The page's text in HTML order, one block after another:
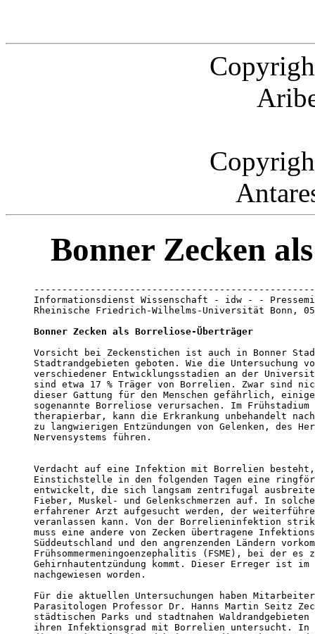
Bonner Zecken
Informationsdienst Wissenschaft - idw - -
Rheinische Friedrich-Wilhelms-Universität Bonn,
Bonner Zecken als Borreliose-Überträger
Vorsicht bei Zeckenstichen ist auch in Bonner
Stadtrandgebieten geboten. Wie die Untersuchung
verschiedener Entwicklungsstadien an der
sind etwa 17 % Träger von Borrelien. Zwar sind
dieser Gattung für den Menschen gefährlich,
sogenannte Borreliose verursachen. Im
therapierbar, kann die Erkrankung unbehandelt nach
zu langwierigen Entzündungen von Gelenken, des
Nervensystems führen.
Verdacht auf eine Infektion mit Borrelien besteht,
Einstichstelle in den folgenden Tagen eine
entwickelt, die sich langsam zentrifugal
Fieber, Muskel- und Gelenkschmerzen auf. In
erfahrener Arzt aufgesucht werden, der
veranlassen kann. Von der Borrelieninfektion
muss eine andere von Zecken übertragene
Süddeutschland und den angrenzenden Ländern
Frühsommermeningoenzephalitis (FSME), bei der es
Gehirnhautentzündung kommt. Dieser Erreger ist im
nachgewiesen worden.
Für die aktuellen Untersuchungen haben
Parasitologen Professor Dr. Hanns Martin Seitz
städtischen Parks und stadtnahen Waldrandgebieten
ihren Infektionsgrad mit Borrelien untersucht. In